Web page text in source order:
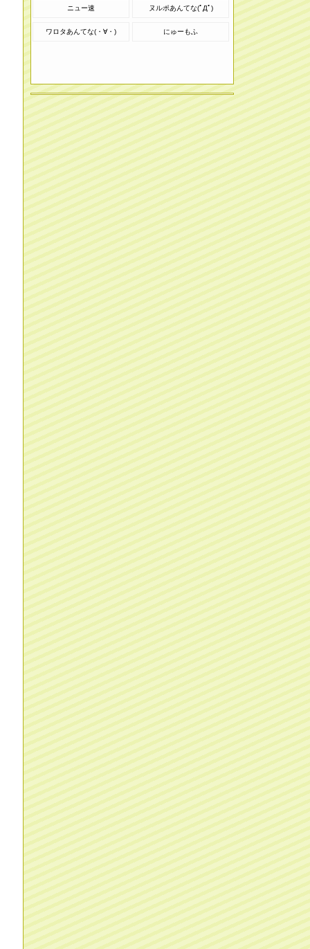
ニュー速 ヌルポあんてな(ﾟДﾟ)
ワロタあんてな(・∀・) にゅーもふ